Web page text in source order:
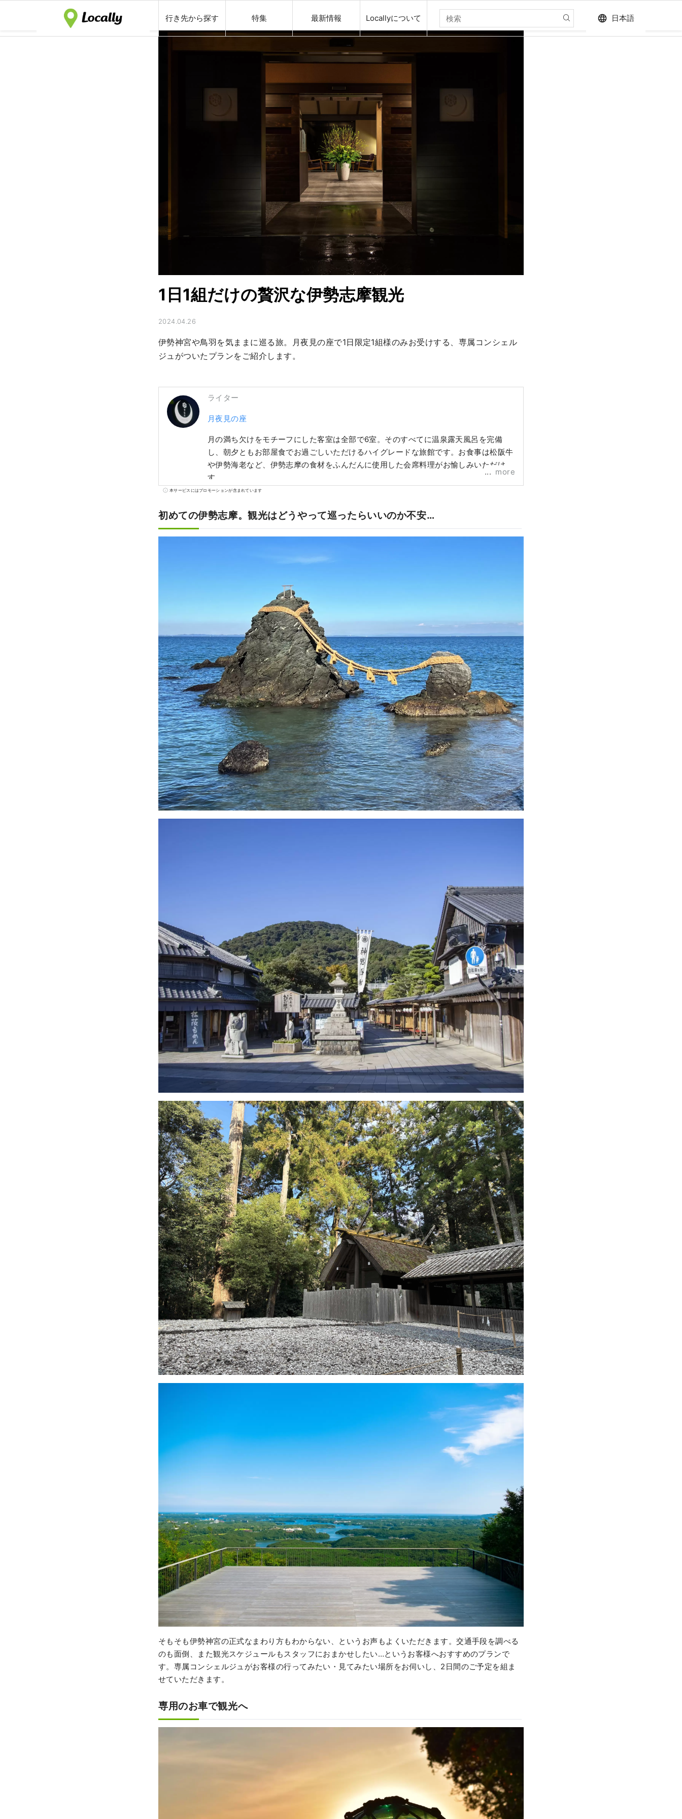
行き先から探す 特集 最新情報 Locallyについて language 日本語
1日1組だけの贅沢な伊勢志摩観光
2024.04.26
伊勢神宮や鳥羽を気ままに巡る旅。月夜見の座で1日限定1組様のみお受けする、専属コンシェル
ジュがついたプランをご紹介します。
ライター
月夜見の座
月の満ち欠けをモチーフにした客室は全部で6室。そのすべてに温泉露天風呂を完備
し、朝夕ともお部屋食でお過ごしいただけるハイグレードな旅館です。お食事は松阪牛
や伊勢海老など、伊勢志摩の食材をふんだんに使用した会席料理がお愉しみいただけま
す。
more
本サービスにはプロモーションが含まれています
初めての伊勢志摩。観光はどうやって巡ったらいいのか不安…
そもそも伊勢神宮の正式なまわり方もわからない、というお声もよくいただきます。交通手段を調べる
のも面倒、また観光スケジュールもスタッフにおまかせしたい…というお客様へおすすめのプランで
す。専属コンシェルジュがお客様の行ってみたい・見てみたい場所をお伺いし、2日間のご予定を組ま
せていただきます。
専用のお車で観光へ